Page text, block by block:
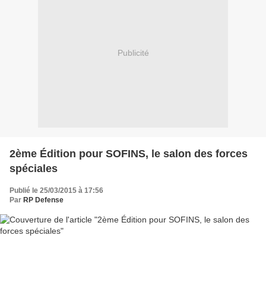
Publicité
2ème Édition pour SOFINS, le salon des forces
spéciales
Publié le 25/03/2015 à 17:56
Par RP Defense